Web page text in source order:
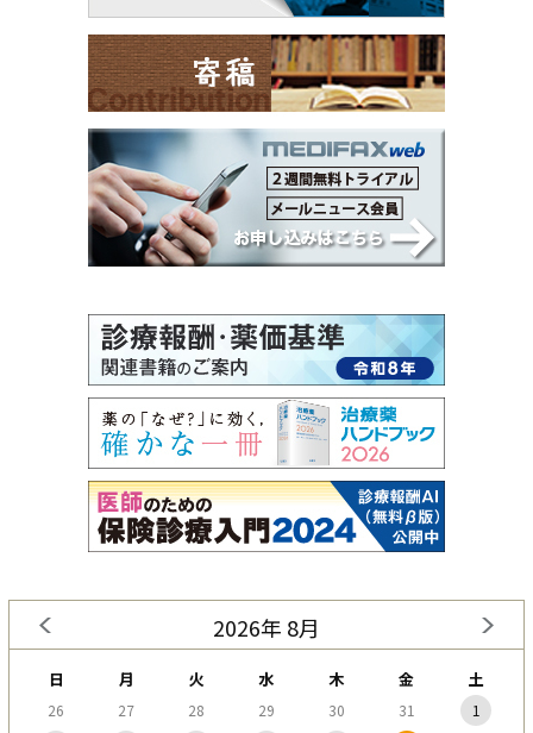
2026年 8月
日 月 火 水 木 金 土
26 27 28 29 30 31
1